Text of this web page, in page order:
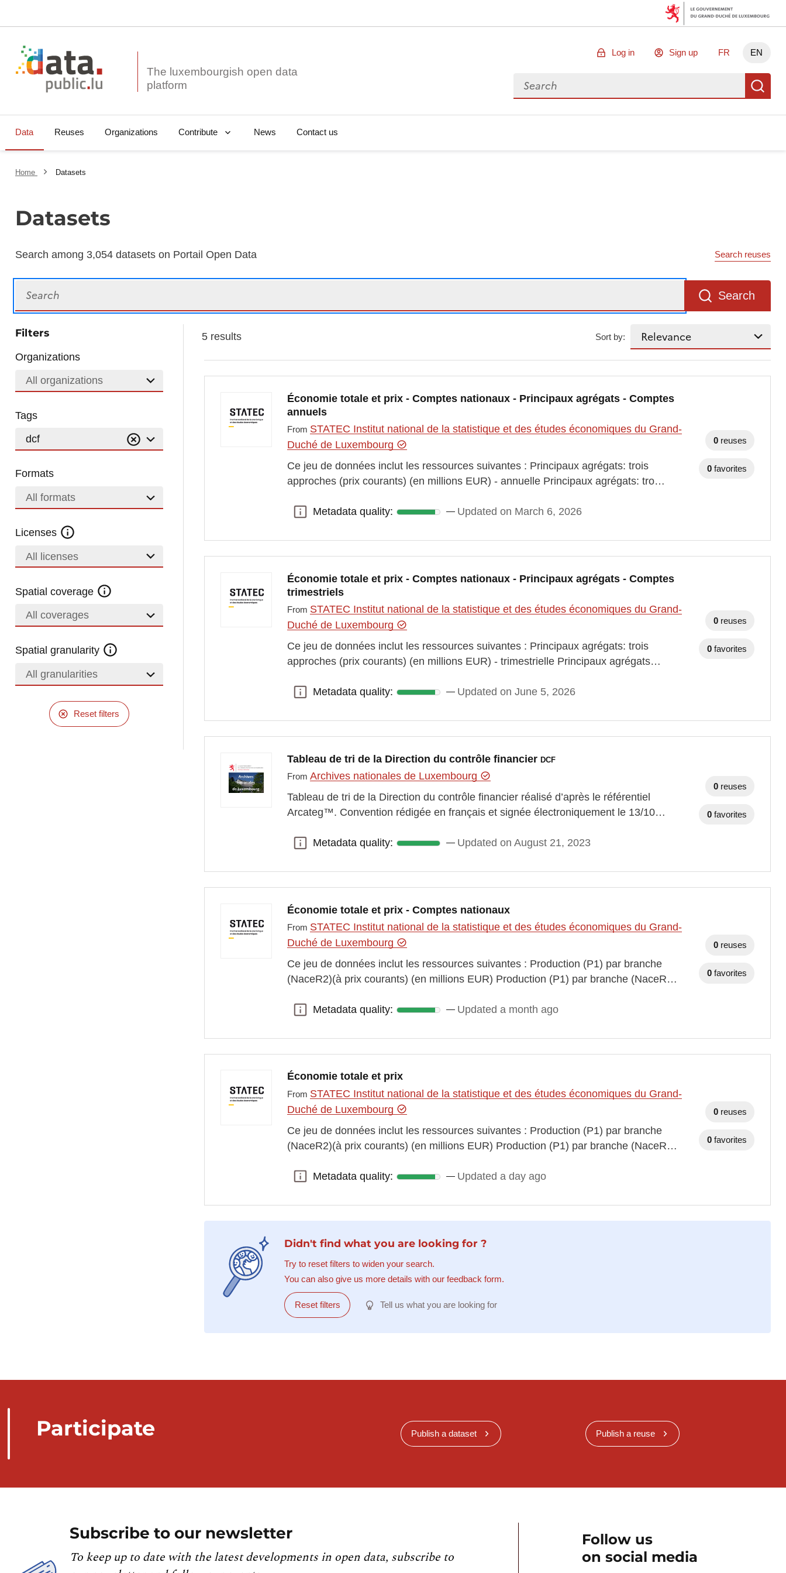
The luxembourgish open data
Log in Sign up FR EN
Search for data
Data Reuses Organizations Contribute News Contact us
Home Datasets
Datasets
Search among 3,054 datasets on Portail Open Data Search reuses
Search
Filters
Organizations
All organizations
Tags
dcf
Formats
All formats
Licenses
All licenses
Spatial coverage
All coverages
Spatial granularity
All granularities
Reset filters
5 results Sort by:
Économie totale et prix - Comptes nationaux - Principaux agrégats - Comptes
annuels
From STATEC Institut national de la statistique et des études économiques du Grand-
Duché de Luxembourg
Ce jeu de données inclut les ressources suivantes : Principaux agrégats: trois
approches (prix courants) (en millions EUR) - annuelle Principaux agrégats: tro…
Metadata quality:
Metadata quality: Updated on March 6, 2026
0 reuses
0 favorites
Économie totale et prix - Comptes nationaux - Principaux agrégats - Comptes
trimestriels
From STATEC Institut national de la statistique et des études économiques du Grand-
Duché de Luxembourg
Ce jeu de données inclut les ressources suivantes : Principaux agrégats: trois
approches (prix courants) (en millions EUR) - trimestrielle Principaux agrégats…
Metadata quality:
Metadata quality: Updated on June 5, 2026
0 reuses
0 favorites
Tableau de tri de la Direction du contrôle financierDCF
FromArchives nationales de Luxembourg
Tableau de tri de la Direction du contrôle financier réalisé d’après le référentiel
Arcateg™. Convention rédigée en français et signée électroniquement le 13/10…
Metadata quality:
Metadata quality: Updated on August 21, 2023
0 reuses
0 favorites
Économie totale et prix - Comptes nationaux
From STATEC Institut national de la statistique et des études économiques du Grand-
Duché de Luxembourg
Ce jeu de données inclut les ressources suivantes : Production (P1) par branche
(NaceR2)(à prix courants) (en millions EUR) Production (P1) par branche (NaceR…
Metadata quality:
Metadata quality: Updated a month ago
0 reuses
0 favorites
Économie totale et prix
From STATEC Institut national de la statistique et des études économiques du Grand-
Duché de Luxembourg
Ce jeu de données inclut les ressources suivantes : Production (P1) par branche
(NaceR2)(à prix courants) (en millions EUR) Production (P1) par branche (NaceR…
Metadata quality:
Metadata quality: Updated a day ago
0 reuses
0 favorites
Didn't find what you are looking for ?
Try to reset filters to widen your search.
You can also give us more details with our feedback form.
Reset filters Tell us what you are looking for
Participate Publish a dataset Publish a reuse
Subscribe to our newsletter
To keep up to date with the latest developments in open data, subscribe to
Follow us
on social media